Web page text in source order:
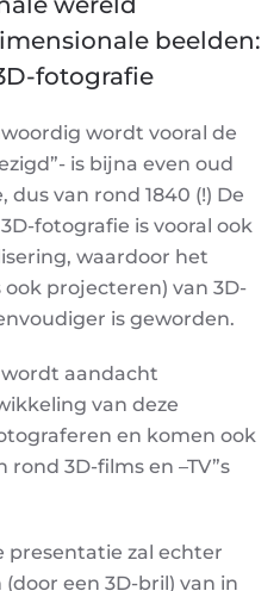
beelden:
fotografie
wordt vooral de
is bijna even oud
van rond 1840 (!) De
fotografie is vooral ook
waardoor het
projecteren) van 3D-
is geworden.
aandacht
van deze
en komen ook
3D-films en –TV”s
presentatie zal echter
een 3D-bril) van in